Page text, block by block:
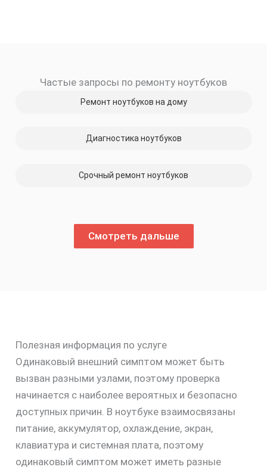
Частые запросы по ремонту ноутбуков
Ремонт ноутбуков на дому
Диагностика ноутбуков
Срочный ремонт ноутбуков
Смотреть дальше
Полезная информация по услуге
Одинаковый внешний симптом может быть
вызван разными узлами, поэтому проверка
начинается с наиболее вероятных и безопасно
доступных причин. В ноутбуке взаимосвязаны
питание, аккумулятор, охлаждение, экран,
клавиатура и системная плата, поэтому
одинаковый симптом может иметь разные